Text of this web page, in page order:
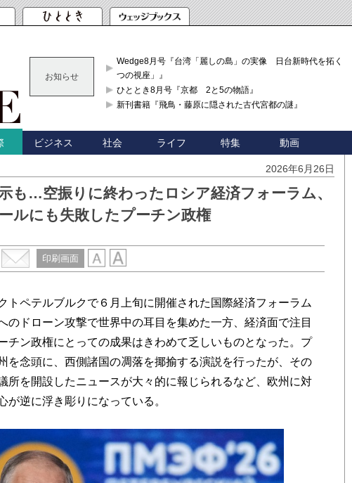
お知らせ
Wedge8月号『台湾「麗しの島」の実像 日台新時代を拓く「3
つの視座」』
ひととき8月号『京都 2と5の物語』
新刊書籍『飛鳥・藤原に隠された古代宮都の謎』
ビジネス 社会 ライフ 特集 動画
2026年6月26日
も…空振りに終わったロシア経済フォーラム、
ルにも失敗したプーチン政権
印刷画面
ペテルブルクで６月上旬に開催された国際経済フォーラム
のドローン攻撃で世界中の耳目を集めた一方、経済面で注目
チン政権にとっての成果はきわめて乏しいものとなった。プ
を念頭に、西側諸国の凋落を揶揄する演説を行ったが、その
所を開設したニュースが大々的に報じられるなど、欧州に対
が逆に浮き彫りになっている。